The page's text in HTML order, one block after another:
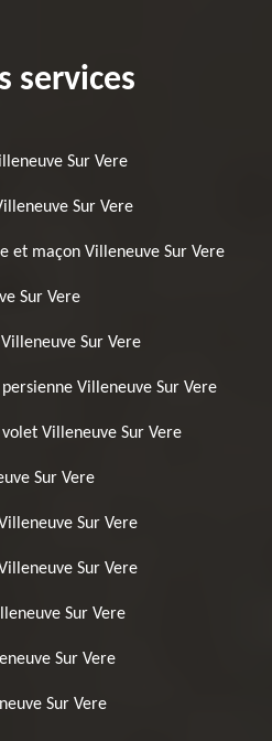
services
Sur Vere
Sur Vere
et maçon Villeneuve Sur Vere
Sur Vere
Sur Vere
Villeneuve Sur Vere
Villeneuve Sur Vere
Sur Vere
Sur Vere
Sur Vere
Sur Vere
Sur Vere
Sur Vere